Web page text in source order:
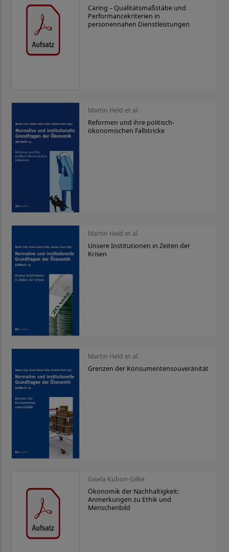
Caring – Qualitätsmaßstäbe und
Performancekriterien in
personennahen Dienstleistungen
Martin Held et al.
Reformen und ihre politisch-
ökonomischen Fallstricke
Martin Held et al.
Unsere Institutionen in Zeiten der
Krisen
Martin Held et al.
Grenzen der Konsumentensouveränität
Gisela Kubon-Gilke
Ökonomik der Nachhaltigkeit:
Anmerkungen zu Ethik und
Menschenbild